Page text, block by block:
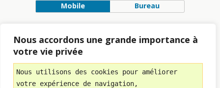
Nous accordons une grande importance à
votre vie privée
Nous utilisons des cookies pour améliorer
votre expérience de navigation,
Mobile Bureau
WPtouch Mobile Suite for WordPress